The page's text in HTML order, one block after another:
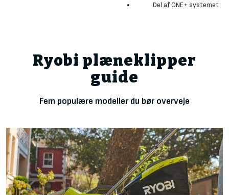
Del af ONE+ systemet
Ryobi plæneklipper
guide
Fem populære modeller du bør overveje